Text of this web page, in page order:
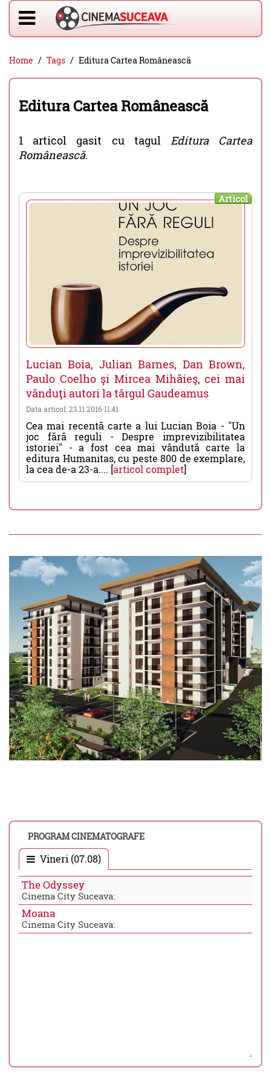
Home Tags Editura Cartea Românească
Editura Cartea Românească
1 articol gasit cu tagul Editura Cartea
Românească.
Articol
Lucian Boia, Julian Barnes, Dan Brown,
Paulo Coelho şi Mircea Mihăieş, cei mai
vânduţi autori la târgul Gaudeamus
Data articol: 23.11.2016 11:41
Cea mai recentă carte a lui Lucian Boia - "Un
joc fără reguli - Despre imprevizibilitatea
istoriei" - a fost cea mai vândută carte la
editura Humanitas, cu peste 800 de exemplare,
la cea de-a 23-a.... [articol complet]
PROGRAM CINEMATOGRAFE
Vineri (07.08)
The Odyssey
Cinema City Suceava:
Moana
Cinema City Suceava: